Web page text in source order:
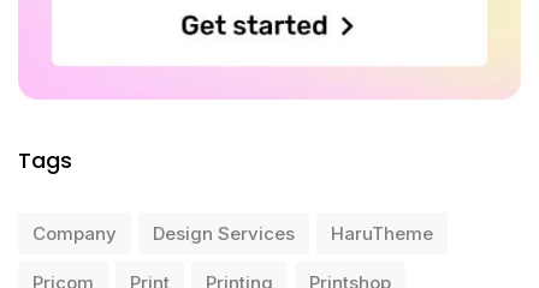
Tags
Company Design Services HaruTheme
Pricom Print Printing Printshop